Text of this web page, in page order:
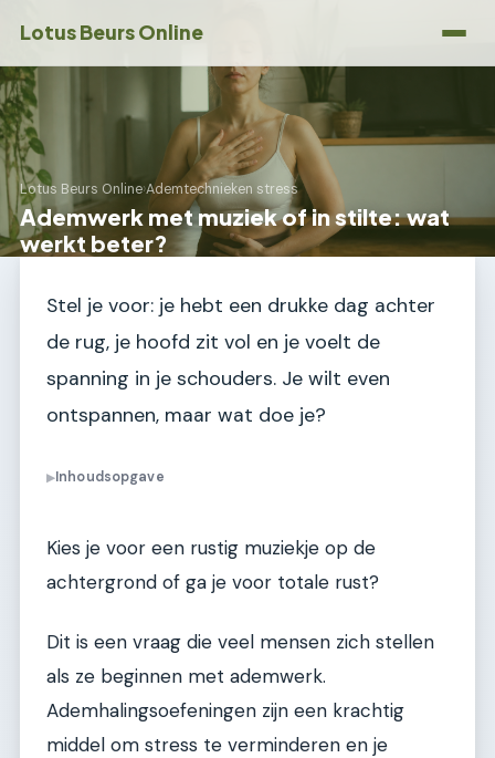
Lotus Beurs Online
Lotus Beurs Online›Ademtechnieken stress
Ademwerk met muziek of in stilte: wat
werkt beter?
Stel je voor: je hebt een drukke dag achter
de rug, je hoofd zit vol en je voelt de
spanning in je schouders. Je wilt even
ontspannen, maar wat doe je?
▶Inhoudsopgave
Kies je voor een rustig muziekje op de
achtergrond of ga je voor totale rust?
Dit is een vraag die veel mensen zich stellen
als ze beginnen met ademwerk.
Ademhalingsoefeningen zijn een krachtig
middel om stress te verminderen en je